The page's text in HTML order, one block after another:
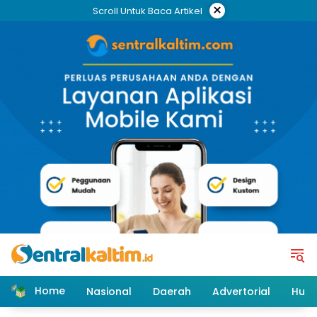
Scroll Untuk Baca Artikel ×
Home Nasional Daerah Advertorial